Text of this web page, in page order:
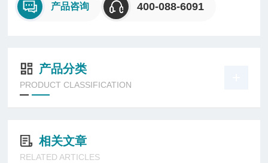
产品咨询 400-088-6091
产品分类
PRODUCT CLASSIFICATION
相关文章
RELATED ARTICLES